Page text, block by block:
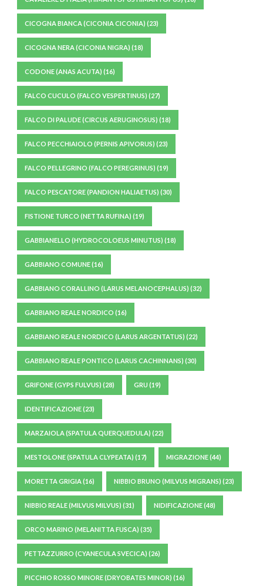
CICOGNA BIANCA (CICONIA CICONIA) (23)
CICOGNA NERA (CICONIA NIGRA) (18)
CODONE (ANAS ACUTA) (16)
FALCO CUCULO (FALCO VESPERTINUS) (27)
FALCO DI PALUDE (CIRCUS AERUGINOSUS) (18)
FALCO PECCHIAIOLO (PERNIS APIVORUS) (23)
FALCO PELLEGRINO (FALCO PEREGRINUS) (19)
FALCO PESCATORE (PANDION HALIAETUS) (30)
FISTIONE TURCO (NETTA RUFINA) (19)
GABBIANELLO (HYDROCOLOEUS MINUTUS) (18)
GABBIANO COMUNE(16)
GABBIANO CORALLINO (LARUS MELANOCEPHALUS) (32)
GABBIANO REALE NORDICO (16)
GABBIANO REALE NORDICO (LARUS ARGENTATUS) (22)
GABBIANO REALE PONTICO (LARUS CACHINNANS) (30)
GRIFONE (GYPS FULVUS) (28) GRU (19)
IDENTIFICAZIONE(23)
MARZAIOLA (SPATULA QUERQUEDULA) (22)
MESTOLONE (SPATULA CLYPEATA) (17) MIGRAZIONE(44)
MORETTA GRIGIA(16) NIBBIO BRUNO (MILVUS MIGRANS) (23)
NIBBIO REALE (MILVUS MILVUS) (31) NIDIFICAZIONE(48)
ORCO MARINO (MELANITTA FUSCA) (35)
PETTAZZURRO (CYANECULA SVECICA) (26)
PICCHIO ROSSO MINORE (DRYOBATES MINOR) (16)